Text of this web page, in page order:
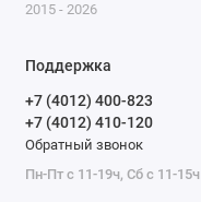
2015 - 2026
Поддержка
+7 (4012) 400-823
+7 (4012) 410-120
Обратный звонок
Пн-Пт с 11-19ч, Сб с 11-15ч